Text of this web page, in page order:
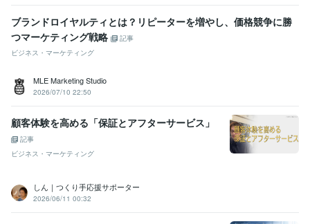
ブランドロイヤルティとは？リピーターを増やし、価格競争に勝
つマーケティング戦略
記事
ビジネス・マーケティング
MLE Marketing Studio
2026/07/10 22:50
顧客体験を高める「保証とアフターサービス」
記事
ビジネス・マーケティング
しん｜つくり手応援サポーター
2026/06/11 00:32